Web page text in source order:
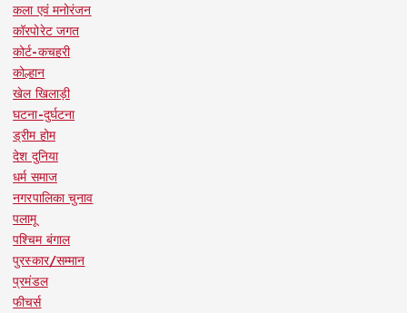
कला एवं मनोरंजन
कॉरपोरेट जगत
कोर्ट-कचहरी
कोल्हान
खेल खिलाड़ी
घटना-दुर्घटना
ड्रीम होम
देश दुनिया
धर्म समाज
नगरपालिका चुनाव
पलामू
पश्चिम बंगाल
पुरस्कार/सम्मान
प्रमंडल
फीचर्स